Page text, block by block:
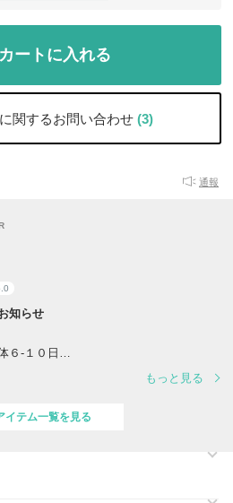
カートに入れる
関するお問い合わせ (3)
通報
知らせ
６-１０日
ーのため、オーストラリアからの発送
は以下リンクよりお手続きをお願いいた
もっと見る
イテム一覧を見る